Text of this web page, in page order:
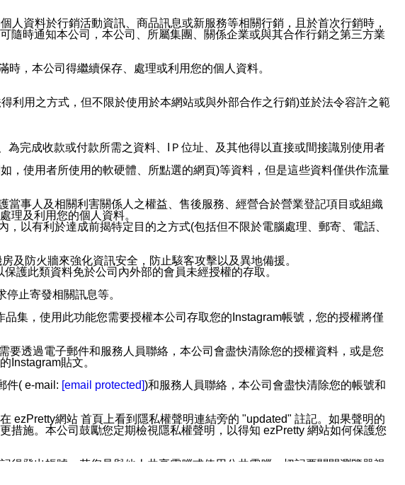
資料於行銷活動資訊、商品訊息或新服務等相關行銷，且於首次行銷時，
隨時通知本公司，本公司、所屬集團、關係企業或與其合作行銷之第三方業
，本公司得繼續保存、處理或利用您的個人資料。
利用之方式，但不限於使用於本網站或與外部合作之行銷)並於法令容許之範
完成收款或付款所需之資料、IＰ位址、及其他得以直接或間接識別使用者
，使用者所使用的軟硬體、所點選的網頁)等資料，但是這些資料僅供作流量
事人及相關利害關係人之權益、售後服務、經營合於營業登記項目或組織
理及利用您的個人資料。
以有利於達成前揭特定目的之方式(包括但不限於電腦處理、郵寄、電話、
及防火牆來強化資訊安全，防止駭客攻擊以及異地備援。
護此類資料免於公司內外部的會員未經授權的存取。
止寄發相關訊息等。
集，使用此功能您需要授權本公司存取您的Instagram帳號，您的授權將僅
透過電子郵件和服務人員聯絡，本公司會盡快清除您的授權資料，或是您
Instagram貼文。
件( e-mail: [email protected])和服務人員聯絡，本公司會盡快清除您的帳號和
ezPretty網站 首頁上看到隱私權聲明連結旁的 "updated" 註記。如果聲明的
施。本公司鼓勵您定期檢視隱私權聲明，以得知 ezPretty 網站如何保護您
登出帳號。若您是與他人共享電腦或使用公共電腦，切記要關閉瀏覽器視